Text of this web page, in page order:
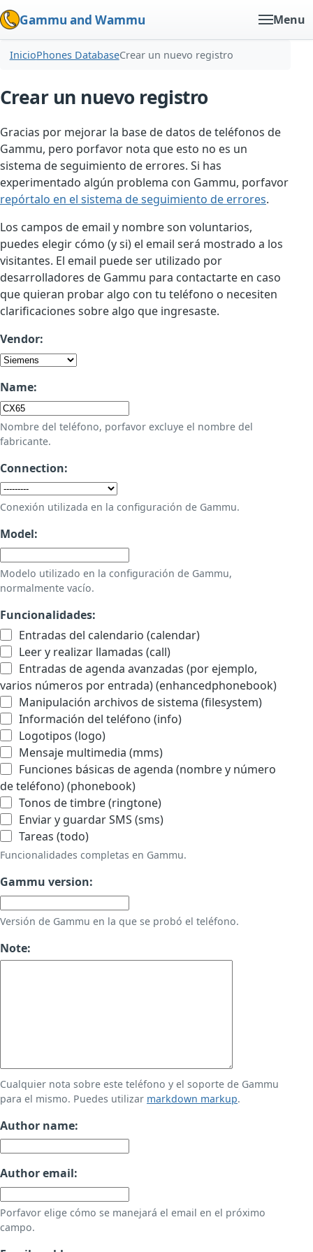
Gammu and Wammu Menu
InicioPhones DatabaseCrear un nuevo registro
Crear un nuevo registro
Gracias por mejorar la base de datos de teléfonos de
Gammu, pero porfavor nota que esto no es un
sistema de seguimiento de errores. Si has
experimentado algún problema con Gammu, porfavor
repórtalo en el sistema de seguimiento de errores.
Los campos de email y nombre son voluntarios,
puedes elegir cómo (y si) el email será mostrado a los
visitantes. El email puede ser utilizado por
desarrolladores de Gammu para contactarte en caso
que quieran probar algo con tu teléfono o necesiten
clarificaciones sobre algo que ingresaste.
Vendor:
Name:
Nombre del teléfono, porfavor excluye el nombre del
fabricante.
Connection:
Conexión utilizada en la configuración de Gammu.
Model:
Modelo utilizado en la configuración de Gammu,
normalmente vacío.
Funcionalidades:
Entradas del calendario (calendar)
Leer y realizar llamadas (call)
Entradas de agenda avanzadas (por ejemplo,
varios números por entrada) (enhancedphonebook)
Manipulación archivos de sistema (filesystem)
Información del teléfono (info)
Logotipos (logo)
Mensaje multimedia (mms)
Funciones básicas de agenda (nombre y número
de teléfono) (phonebook)
Tonos de timbre (ringtone)
Enviar y guardar SMS (sms)
Tareas (todo)
Funcionalidades completas en Gammu.
Gammu version:
Versión de Gammu en la que se probó el teléfono.
Note:
Cualquier nota sobre este teléfono y el soporte de Gammu
para el mismo. Puedes utilizar markdown markup.
Author name:
Author email:
Porfavor elige cómo se manejará el email en el próximo
campo.